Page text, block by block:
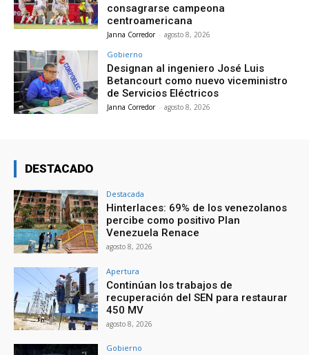
consagrarse campeona
centroamericana
Janna Corredor - agosto 8, 2026
Gobierno
Designan al ingeniero José Luis
Betancourt como nuevo viceministro
de Servicios Eléctricos
Janna Corredor - agosto 8, 2026
DESTACADO
Destacada
Hinterlaces: 69% de los venezolanos
percibe como positivo Plan
Venezuela Renace
agosto 8, 2026
Apertura
Continúan los trabajos de
recuperación del SEN para restaurar
450 MV
agosto 8, 2026
Gobierno